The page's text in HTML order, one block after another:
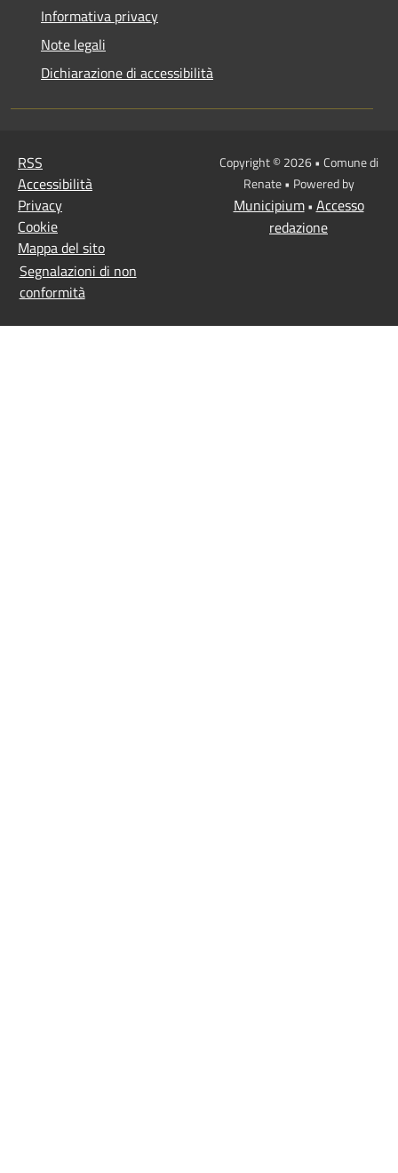
Informativa privacy
Note legali
Dichiarazione di accessibilità
RSS
Accessibilità
Privacy
Cookie
Mappa del sito
Segnalazioni di non
conformità
Copyright © 2026 • Comune di
Renate • Powered by
Municipium• Accesso
redazione